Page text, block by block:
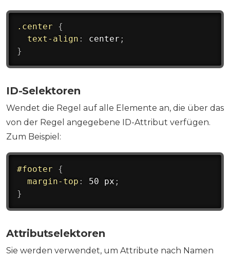
.center
{
text-align : center ;
}
ID-Selektoren
Wendet die Regel auf alle Elemente an, die über das
von der Regel angegebene ID-Attribut verfügen.
Zum Beispiel:
#footer
{
margin-top : 50 px ;
}
Attributselektoren
Sie werden verwendet, um Attribute nach Namen